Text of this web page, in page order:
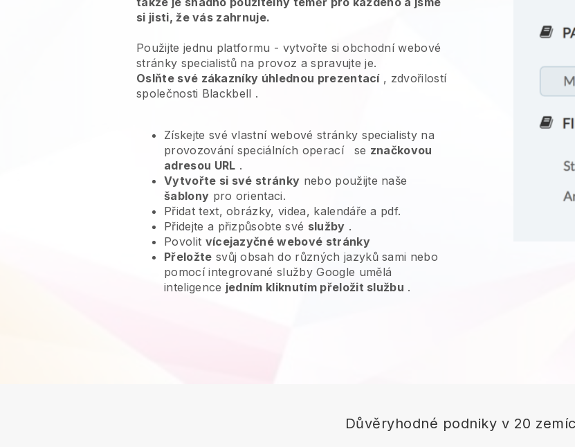
si jisti, že vás zahrnuje.
Použijte jednu platformu - vytvořte si obchodní webové
stránky specialistů na provoz a spravujte je.
Oslňte své zákazníky úhlednou prezentací, zdvořilostí
společnosti Blackbell .
Získejte své vlastní webové stránky specialisty na
provozování speciálních operací
se značkovou
adresou URL .
Vytvořte si své stránky nebo použijte naše
šablony pro orientaci.
Přidat text, obrázky, videa, kalendáře a pdf.
Přidejte a přizpůsobte své služby .
Povolit vícejazyčné webové stránky
Přeložte svůj obsah do různých jazyků sami nebo
pomocí integrované služby Google umělá
inteligence jedním kliknutím přeložit službu .
Důvěryhodné podniky v 20